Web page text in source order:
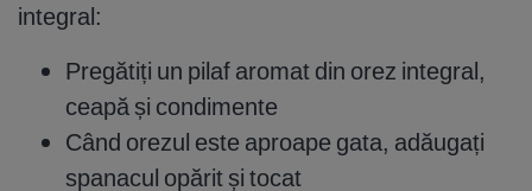
integral:
Pregătiți un pilaf aromat din orez integral,
ceapă și condimente
Când orezul este aproape gata, adăugați
spanacul opărit și tocat